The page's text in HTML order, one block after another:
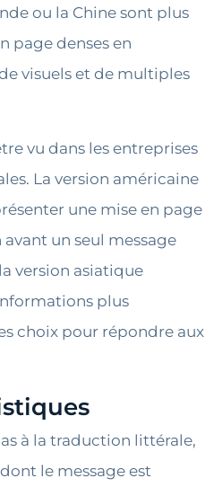
ou la Chine sont plus
page denses en
visuels et de multiples
vu dans les entreprises
La version américaine
une mise en page
un seul message
version asiatique
plus
choix pour répondre aux
à la traduction littérale,
le message est